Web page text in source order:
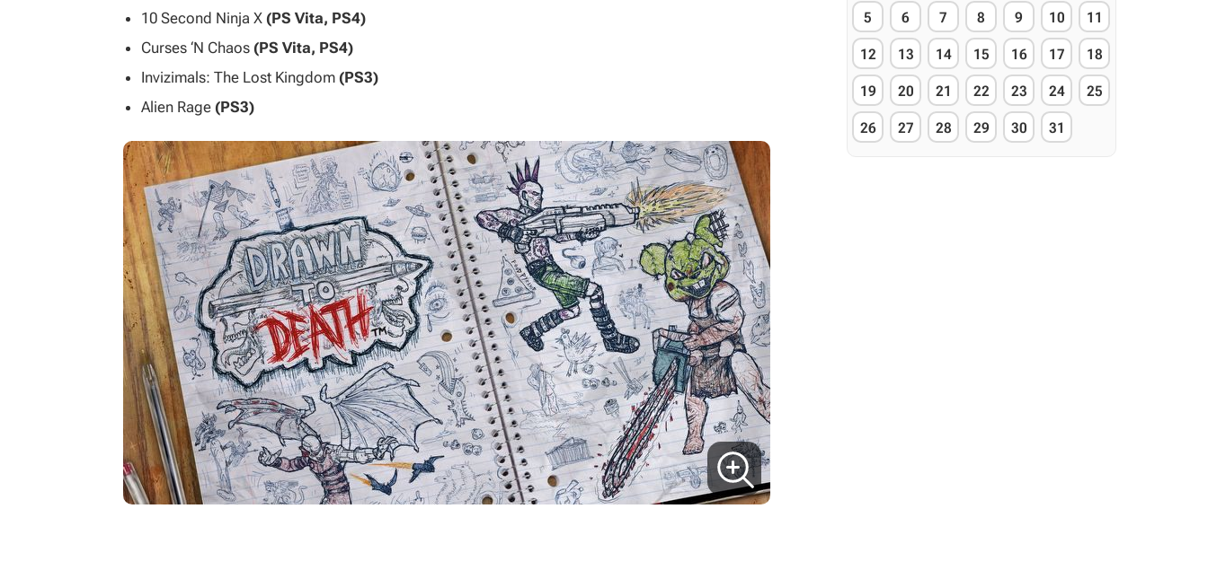
10 Second Ninja X (PS Vita, PS4)
Curses ‘N Chaos (PS Vita, PS4)
Invizimals: The Lost Kingdom (PS3)
Alien Rage (PS3)
5 6 7 8 9 10 11
12 13 14 15 16 17 18
19 20 21 22 23 24 25
26 27 28 29 30 31